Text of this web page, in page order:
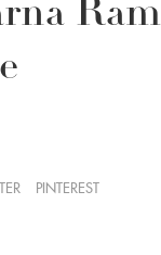
PINTEREST